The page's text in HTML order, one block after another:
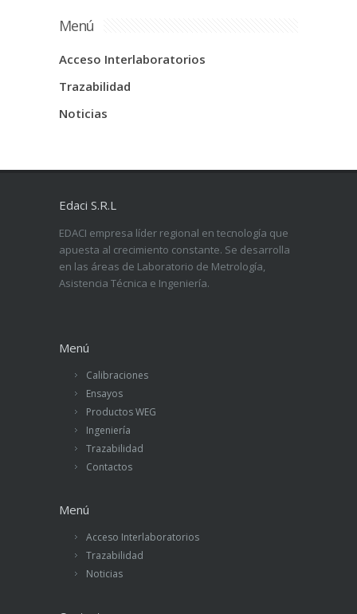
Menú
Acceso Interlaboratorios
Trazabilidad
Noticias
Edaci S.R.L
EDACI empresa líder regional en tecnología que
apuesta al crecimiento constante. Se desarrolla
en las áreas de Laboratorio de Metrología,
Asistencia Técnica e Ingeniería.
Menú
Calibraciones
Ensayos
Productos WEG
Ingeniería
Trazabilidad
Contactos
Menú
Acceso Interlaboratorios
Trazabilidad
Noticias